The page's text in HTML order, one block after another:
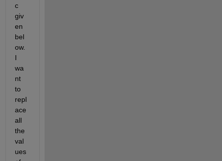
c
giv
en
bel
ow.
I
wa
nt
to
repl
ace
all
the
val
ues